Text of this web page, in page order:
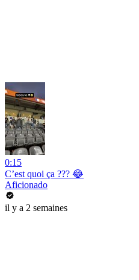
0:15
C’est quoi ça ??? 😂
Aficionado
il y a 2 semaines